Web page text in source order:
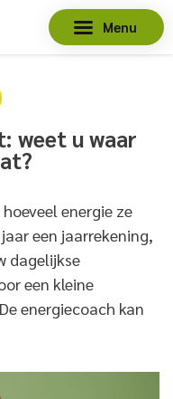
Menu
weet u waar
energie ze
een jaarrekening,
dagelijkse
een kleine
energiecoach kan